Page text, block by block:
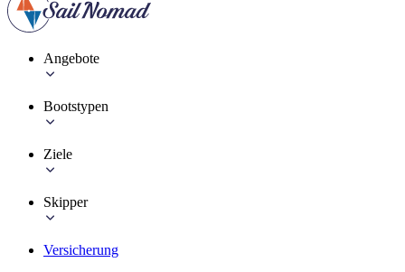
Angebote
Bootstypen
Ziele
Skipper
Versicherung